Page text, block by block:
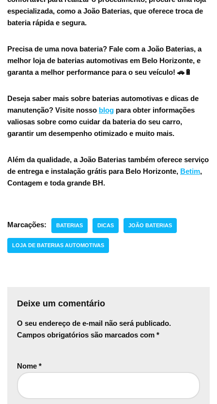
especializada, como aJoão Baterias, que oferece troca de
bateria rápida e segura.
Precisa de uma nova bateria? Fale com aJoão Baterias, a
melhor loja de baterias automotivas em Belo Horizonte, e
garanta a melhor performance para o seu veículo! 🚗🔋
Deseja saber mais sobre baterias automotivas e dicas de
manutenção? Visite nosso blog para obter informações
valiosas sobre como cuidar da bateria do seu carro,
garantir um desempenho otimizado e muito mais.
Além da qualidade, a João Baterias também oferece serviço
de entrega e instalação grátis para Belo Horizonte, Betim,
Contagem e toda grande BH.
Marcações: BATERIAS DICAS JOÃO BATERIAS
LOJA DE BATERIAS AUTOMOTIVAS
Deixe um comentário
O seu endereço de e-mail não será publicado.
Campos obrigatórios são marcados com *
Nome *